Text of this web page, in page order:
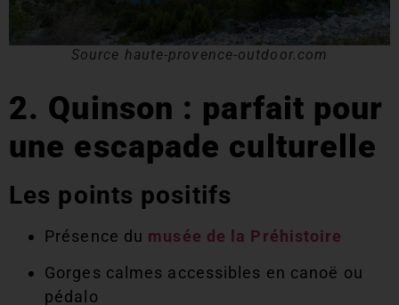
Source haute-provence-outdoor.com
2. Quinson : parfait pour
une escapade culturelle
Les points positifs
Présence du musée de la Préhistoire
Gorges calmes accessibles en canoë ou
pédalo